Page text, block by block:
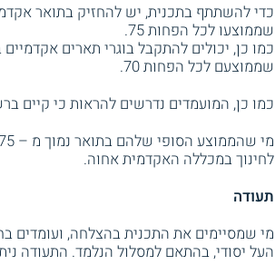
כדי להשתתף בתכנית, יש להחזיק בתואר
שממוצעו לכל הפחות 75.
כמו כן, יכולים להתקבל בוגרי תארים
שממוצעם לכל הפחות 70.
כמו כן, המועמדים נדרשים להראות כי קיים
לחינוך במכללה האקדמית אחוה.
תעודה
מי שמסיימים את התכנית בהצלחה, ועומדים
העל יסודי, בהתאם למסלול הנלמד. התעודה